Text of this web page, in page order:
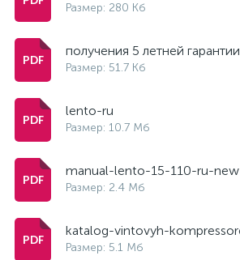
Размер: 280 Кб
получения 5 летней гарантии
Размер: 51.7 Кб
lento-ru
Размер: 10.7 Мб
manual-lento-15-110-ru-new
Размер: 2.4 Мб
katalog-vintovyh-
Размер: 5.1 Мб